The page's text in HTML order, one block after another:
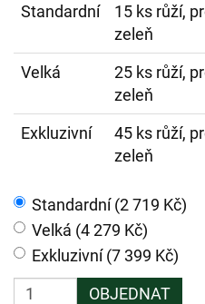
Standardní
15 ks růží,
zeleň
Velká
25 ks růží,
zeleň
Exkluzivní
45 ks růží,
zeleň
Standardní (2 719 Kč)
Velká (4 279 Kč)
Exkluzivní (7 399 Kč)
OBJEDNAT